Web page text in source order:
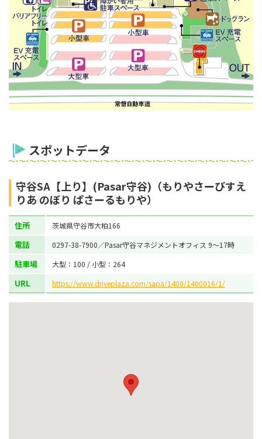
スポットデータ
守谷SA【上り】(Pasar守谷)（もりやさーびすえ
りあ のぼり ぱさーるもりや）
住所 茨城県守谷市大柏166
電話 0297-38-7900／Pasar守谷マネジメントオフィス 9～17時
駐車場 大型：100 / 小型：264
URL https://www.driveplaza.com/sapa/1400/1400016/1/